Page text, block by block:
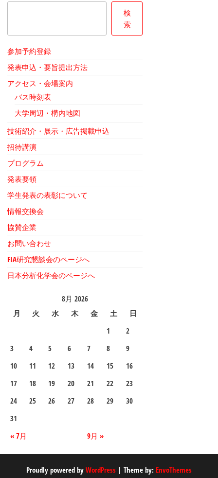
検
索
参加予約登録
発表申込・要旨提出方法
アクセス・会場案内
バス時刻表
大学周辺・構内地図
技術紹介・展示・広告掲載申込
招待講演
プログラム
発表要領
学生発表の表彰について
情報交換会
協賛企業
お問い合わせ
FIA研究懇談会のページへ
日本分析化学会のページへ
8月 2026
月
火 水 木 金 土
日
1
2
3
4 5 6 7 8
9
10
11 12 13 14 15
16
17
18 19 20 21 22
23
24
25 26 27 28 29
30
31
« 7月
9月 »
Proudly powered by WordPress | Theme by: EnvoThemes